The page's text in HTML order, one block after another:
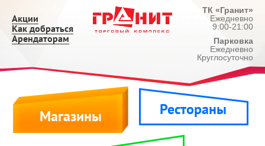
Акции
Как добраться
Арендаторам
ТК «Гранит»
Ежедневно
9:00-21:00
Парковка
Ежедневно
Круглосуточно
Магазины Рестораны